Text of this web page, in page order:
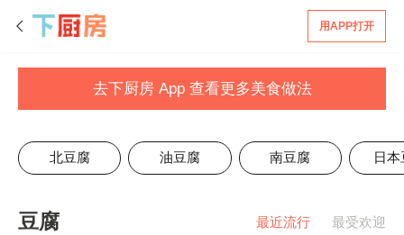
用APP打开
去下厨房 App 查看更多美食做法
北豆腐 油豆腐 南豆腐 日
豆腐 最近流行 最受欢迎